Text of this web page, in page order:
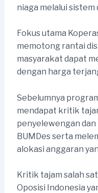
niaga melalui sistem
Fokus utama
memotong rantai
masyarakat dapat
dengan harga
Sebelumnya
mendapat kritik
penyelewengan
BUMDes serta
alokasi anggaran
Kritik tajam salah
Oposisi Indonesia